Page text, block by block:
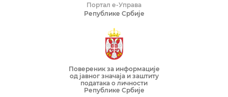
Портал е-Управа
Републике Србије
Повереник за информације
од јавног значаја и заштиту
података о личности
Републике Србије